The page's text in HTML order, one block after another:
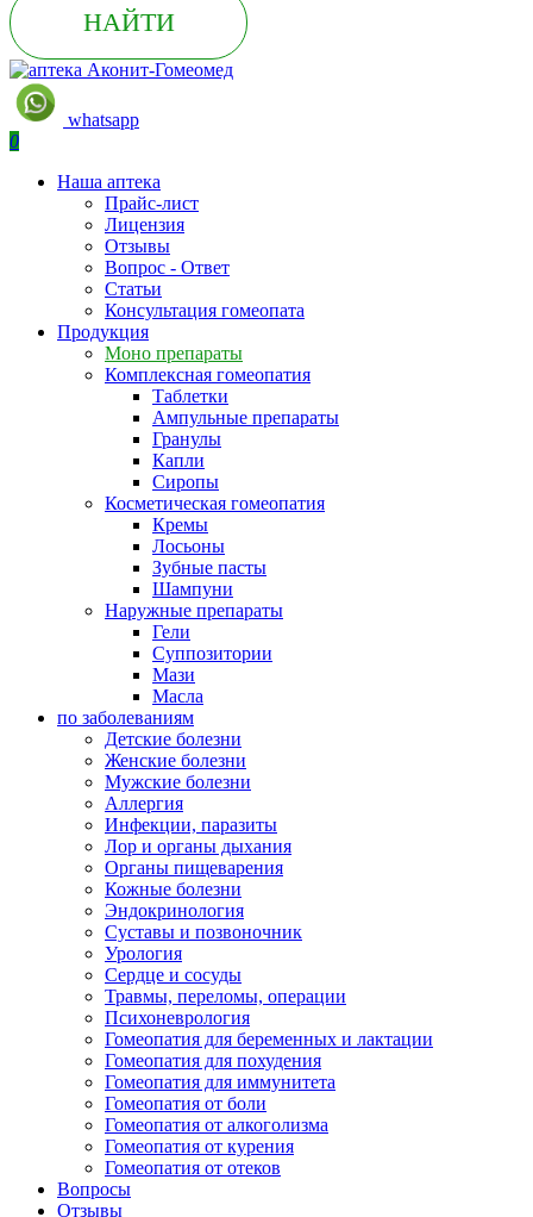
НАЙТИ
whatsapp
0
Наша аптека
Прайс-лист
Лицензия
Отзывы
Вопрос - Ответ
Статьи
Консультация гомеопата
Продукция
Моно препараты
Комплексная гомеопатия
Таблетки
Ампульные препараты
Гранулы
Капли
Сиропы
Косметическая гомеопатия
Кремы
Лосьоны
Зубные пасты
Шампуни
Наружные препараты
Гели
Суппозитории
Мази
Масла
по заболеваниям
Детские болезни
Женские болезни
Мужские болезни
Аллергия
Инфекции, паразиты
Лор и органы дыхания
Органы пищеварения
Кожные болезни
Эндокринология
Суставы и позвоночник
Урология
Сердце и сосуды
Травмы, переломы, операции
Психоневрология
Гомеопатия для беременных и лактации
Гомеопатия для похудения
Гомеопатия для иммунитета
Гомеопатия от боли
Гомеопатия от алкоголизма
Гомеопатия от курения
Гомеопатия от отеков
Вопросы
Отзывы